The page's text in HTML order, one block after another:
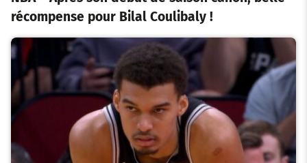
récompense pour Bilal Coulibaly !